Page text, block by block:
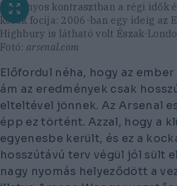
Látványos kontrasztban a régi idők
korok focija: 2006-ban egy ideig az
Highbury is látható volt Észak-
Fotó: arsenal.com
Előfordul néha, hogy az
ám az eredmények csak
elteltével jönnek. Az Arsenal
épp ez történt. Azzal, hogy a
egyenesbe került, és ez a
hosszútávú terv végül jól sült
nagy nyomás helyeződött a